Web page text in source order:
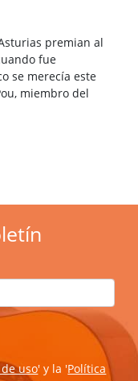
premian al
fue
se merecía este
miembro del
uso' y la 'Política